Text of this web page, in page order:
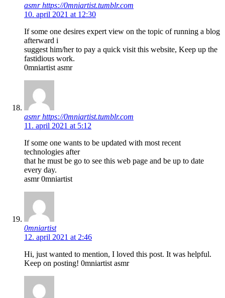
asmr https://0mniartist.tumblr.com
10. april 2021 at 12:30
If some one desires expert view on the topic of running a blog
afterward i
suggest him/her to pay a quick visit this website, Keep up the
fastidious work.
0mniartist asmr
asmr https://0mniartist.tumblr.com
11. april 2021 at 5:12
If some one wants to be updated with most recent
technologies after
that he must be go to see this web page and be up to date
every day.
asmr 0mniartist
0mniartist
12. april 2021 at 2:46
Hi, just wanted to mention, I loved this post. It was helpful.
Keep on posting! 0mniartist asmr